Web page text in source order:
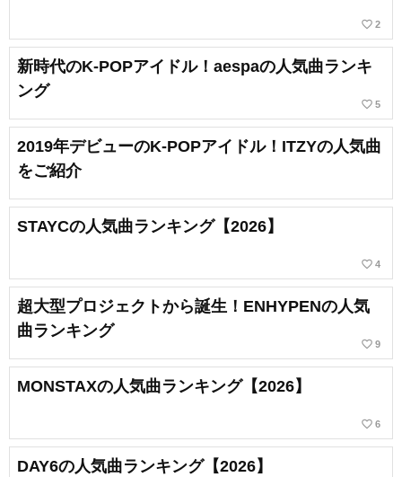
favorite_border 2
新時代のK-POPアイドル！aespaの人気曲ランキ
ング
favorite_border 5
2019年デビューのK-POPアイドル！ITZYの人気曲
をご紹介
STAYCの人気曲ランキング【2026】
favorite_border 4
超大型プロジェクトから誕生！ENHYPENの人気
曲ランキング
favorite_border 9
MONSTAXの人気曲ランキング【2026】
favorite_border 6
DAY6の人気曲ランキング【2026】